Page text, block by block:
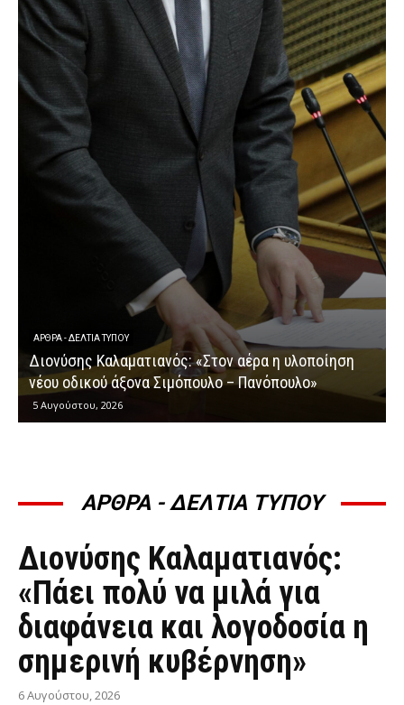
ΆΡΘΡΑ - ΔΕΛΤΊΑ ΤΎΠΟΥ
Διονύσης Καλαματιανός: «Στον αέρα η υλοποίηση
νέου οδικού άξονα Σιμόπουλο – Πανόπουλο»
5 Αυγούστου, 2026
ΑΡΘΡΑ - ΔΕΛΤΙΑ ΤΥΠΟΥ
ΆΡΘΡΑ - ΔΕΛΤΊΑ ΤΎΠΟΥ
Διονύσης Καλαματιανός:
«Πάει πολύ να μιλά για
διαφάνεια και λογοδοσία η
σημερινή κυβέρνηση»
6 Αυγούστου, 2026